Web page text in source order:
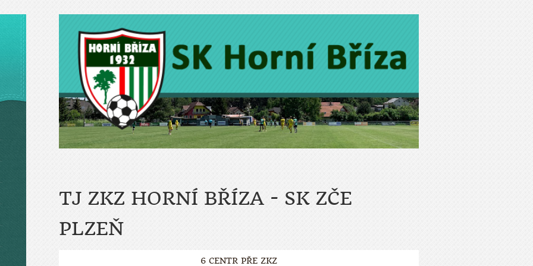
TJ ZKZ HORNÍ BŘÍZA - SK ZČE
PLZEŇ
6 CENTR PŘE ZKZ